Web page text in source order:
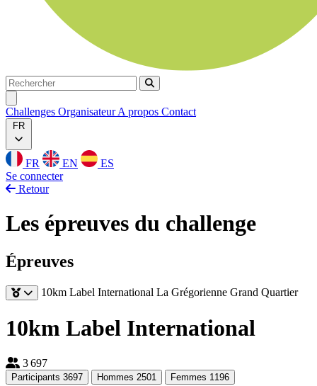
Rechercher
Rechercher
Challenges OrganisateurA propos Contact
FR
FR EN
ES
Se connecter
Retour
Les épreuves du challenge
Épreuves
10km Label International La Grégorienne Grand Quartier
10km Label International
3 697
Participants 3697 Hommes 2501 Femmes 1196